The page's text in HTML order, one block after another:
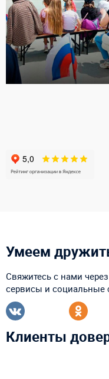
Умеем
Свяжитесь с нами
сервисы и социальные
Клиенты